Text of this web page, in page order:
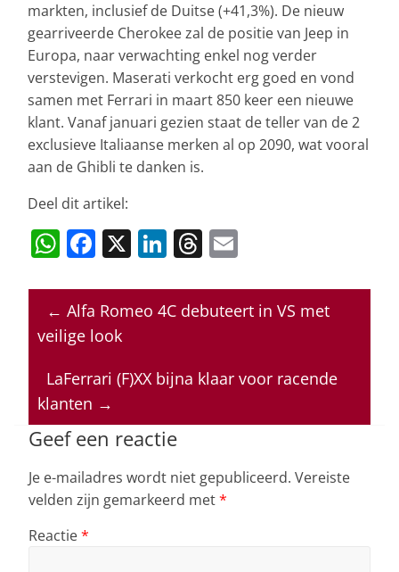
markten, inclusief de Duitse (+41,3%). De nieuw
gearriveerde Cherokee zal de positie van Jeep in
Europa, naar verwachting enkel nog verder
verstevigen. Maserati verkocht erg goed en vond
samen met Ferrari in maart 850 keer een nieuwe
klant. Vanaf januari gezien staat de teller van de 2
exclusieve Italiaanse merken al op 2090, wat vooral
aan de Ghibli te danken is.
Deel dit artikel:
W
at
s
A
p
p
F
c
e
o
o
k
X Li
k
e
n
T
re
a
s
ai
l
← Alfa Romeo 4C debuteert in VS met
veilige look
LaFerrari (F)XX bijna klaar voor racende
klanten →
Geef een reactie
Je e-mailadres wordt niet gepubliceerd. Vereiste
velden zijn gemarkeerd met*
Reactie*